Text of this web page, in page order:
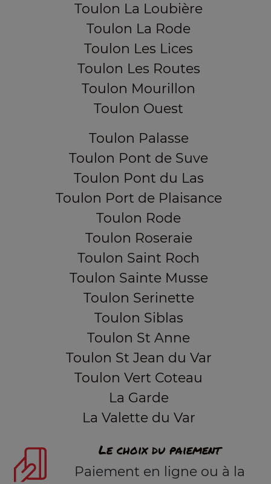
Toulon La Loubière
Toulon La Rode
Toulon Les Lices
Toulon Les Routes
Toulon Mourillon
Toulon Ouest
Toulon Palasse
Toulon Pont de Suve
Toulon Pont du Las
Toulon Port de Plaisance
Toulon Rode
Toulon Roseraie
Toulon Saint Roch
Toulon Sainte Musse
Toulon Serinette
Toulon Siblas
Toulon St Anne
Toulon St Jean du Var
Toulon Vert Coteau
La Garde
La Valette du Var
Le choix du paiement
Paiement en ligne ou à la